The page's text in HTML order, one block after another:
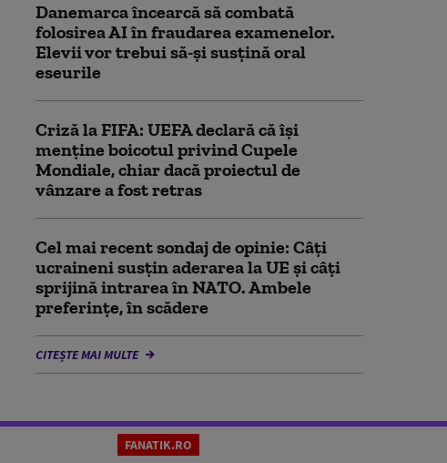
Danemarca încearcă să combată
folosirea AI în fraudarea examenelor.
Elevii vor trebui să-şi susţină oral
eseurile
Criză la FIFA: UEFA declară că îşi
menţine boicotul privind Cupele
Mondiale, chiar dacă proiectul de
vânzare a fost retras
Cel mai recent sondaj de opinie: Câți
ucraineni susțin aderarea la UE și câți
sprijină intrarea în NATO. Ambele
preferințe, în scădere
CITEȘTE MAI MULTE
FANATIK.RO